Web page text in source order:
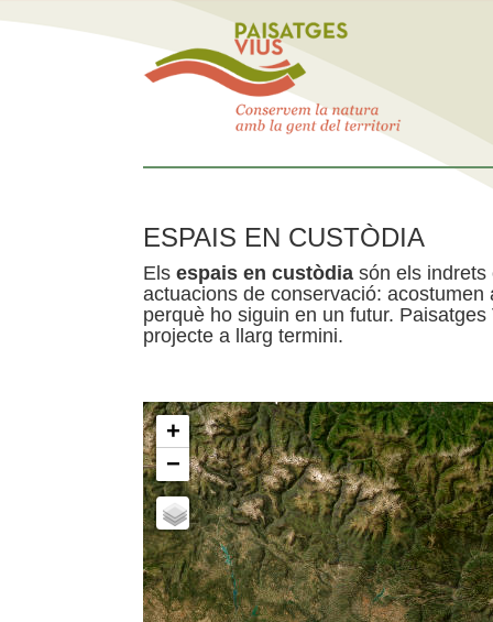
ESPAIS EN CUSTÒDIA
Els espais en custòdia són els indrets
actuacions de conservació:
perquè ho siguin en un futur.
projecte a llarg termini.
+
−